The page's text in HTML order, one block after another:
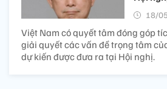
18/
Việt Nam có quyết tâm đóng góp
giải quyết các vấn đề trọng tâm
dự kiến được đưa ra tại Hội nghị.